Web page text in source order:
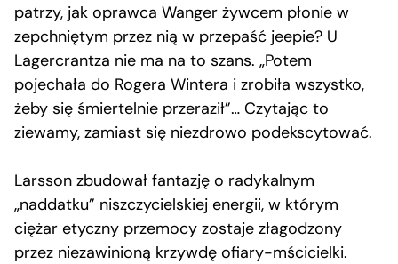
patrzy, jak oprawca Wanger żywcem płonie w
zepchniętym przez nią w przepaść jeepie? U
Lagercrantza nie ma na to szans. „Potem
pojechała do Rogera Wintera i zrobiła wszystko,
żeby się śmiertelnie przeraził”… Czytając to
ziewamy, zamiast się niezdrowo podekscytować.
Larsson zbudował fantazję o radykalnym
„naddatku” niszczycielskiej energii, w którym
ciężar etyczny przemocy zostaje złagodzony
przez niezawinioną krzywdę ofiary-mścicielki.